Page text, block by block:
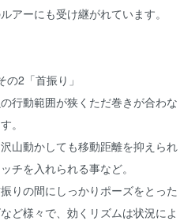
アーにも受け継がれています。
2「首振り」
行動範囲が狭くただ巻きが合わな
。
山動かしても移動距離を抑えられ
チを入れられる事など。
りの間にしっかりポーズをとった
ど様々で、効くリズムは状況によ